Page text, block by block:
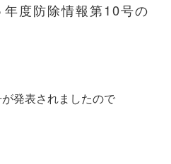
度防除情報第10号の
が発表されましたので